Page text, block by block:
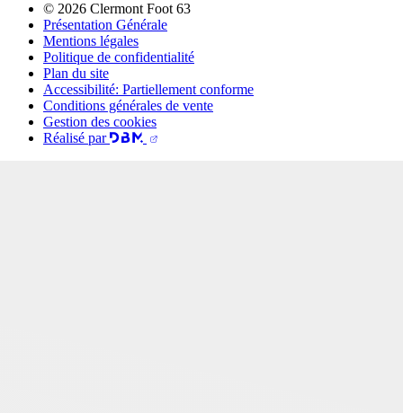
© 2026 Clermont Foot 63
Présentation Générale
Mentions légales
Politique de confidentialité
Plan du site
Accessibilité: Partiellement conforme
Conditions générales de vente
Gestion des cookies
Réalisé par